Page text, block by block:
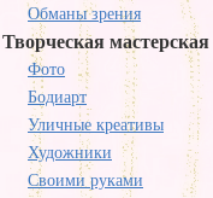
Обманы зрения
Творческая мастерская
Фото
Бодиарт
Уличные креативы
Художники
Своими руками